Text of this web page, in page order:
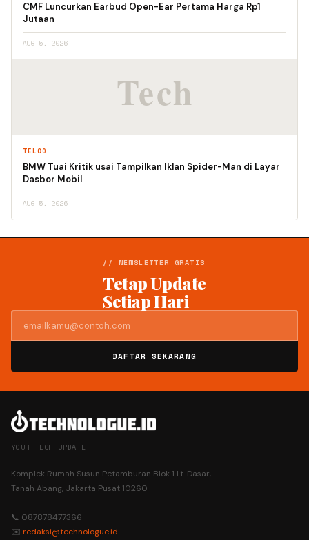
CMF Luncurkan Earbud Open-Ear Pertama Harga Rp1
Jutaan
AUG 5, 2026
TELCO
BMW Tuai Kritik usai Tampilkan Iklan Spider-Man di Layar
Dasbor Mobil
AUG 5, 2026
// NEWSLETTER GRATIS
Tetap Update
Setiap Hari
DAFTAR SEKARANG
YOUR TECH UPDATE
Komplek Rumah Susun Petamburan Blok 1 Lt. Dasar,
Tanah Abang, Jakarta Pusat 10260
📞 087878477366
✉️ redaksi@technologue.id